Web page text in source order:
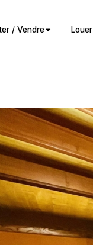
/ Vendre Louer